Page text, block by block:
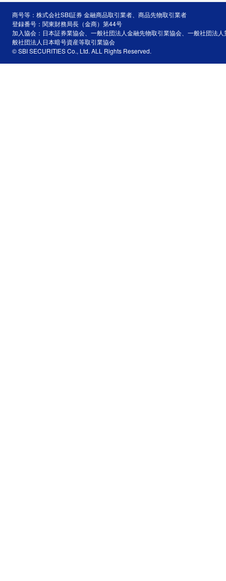
商号等：株式会社SBI証券 金融商品取引業者、商品先物取引業者
登録番号：関東財務局長（金商）第44号
加入協会：日本証券業協会、一般社団法人金融先物取引業協会、一般社団法
般社団法人日本暗号資産等取引業協会
© SBI SECURITIES Co., Ltd. ALL Rights Reserved.